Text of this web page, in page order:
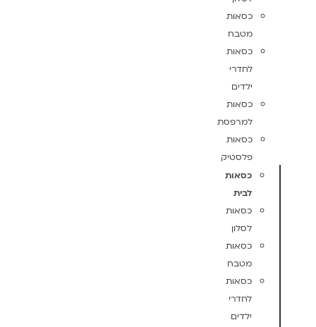
כסאות
מטבח
כסאות
לחדרי
ילדים
כסאות
למרפסת
כסאות
פלסטיק
כסאות
לבית
כסאות
לסלון
כסאות
מטבח
כסאות
לחדרי
ילדים